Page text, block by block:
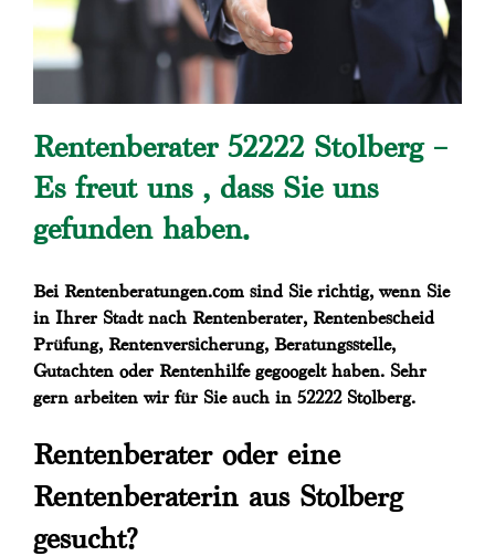
Rentenberater 52222 Stolberg –
Es freut uns , dass Sie uns
gefunden haben.
Bei Rentenberatungen.com sind Sie richtig, wenn Sie
in Ihrer Stadt nach Rentenberater, Rentenbescheid
Prüfung, Rentenversicherung, Beratungsstelle,
Gutachten oder Rentenhilfe gegoogelt haben. Sehr
gern arbeiten wir für Sie auch in 52222 Stolberg.
Rentenberater oder eine
Rentenberaterin aus Stolberg
gesucht?